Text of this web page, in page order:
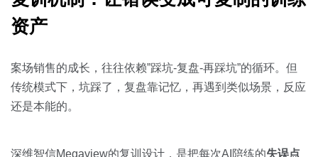
资产
案场销售的成长，往往依赖”踩坑-复盘-再踩坑”的循环。但
传统模式下，坑踩了，复盘靠记忆，再遇到类似场景，反应
还是本能的。
深维智信Megaview的复训设计，是把每次AI陪练的失误点